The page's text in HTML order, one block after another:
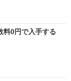
料0円で入手する